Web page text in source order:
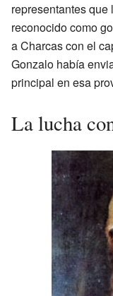
representantes
reconocido como
a Charcas con el
Gonzalo había
principal en esa
La lucha